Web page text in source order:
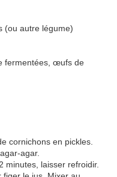
(ou autre légume)
fermentées, œufs de
cornichons en pickles.
agar.
minutes, laisser refroidir.